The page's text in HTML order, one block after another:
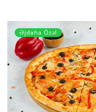
Əjdaha Özəl